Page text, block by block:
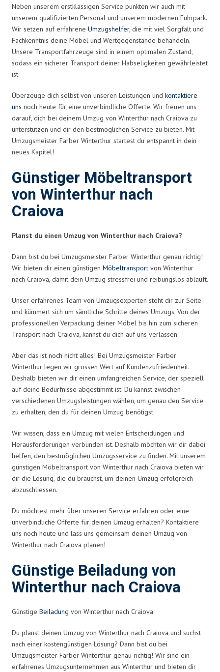
Neben unserem erstklassigen Service punkten wir auch mit
unserem qualifizierten Personal und unserem modernen Fuhrpark.
Wir setzen auf erfahrene Umzugshelfer, die mit viel Sorgfalt und
Fachkenntnis deine Möbel und Wertgegenstände behandeln.
Unsere Transportfahrzeuge sind in einem optimalen Zustand,
sodass ein sicherer Transport deiner Habseligkeiten gewährleistet
ist.
Überzeuge dich selbst von unseren Leistungen und kontaktiere
uns noch heute für eine unverbindliche Offerte. Wir freuen uns
darauf, dich bei deinem Umzug von Winterthur nach Craiova zu
unterstützen und dir den bestmöglichen Service zu bieten. Mit
Umzugsmeister Farber Winterthur startest du entspannt in dein
neues Kapitel!
Günstiger Möbeltransport
von Winterthur nach
Craiova
Planst du einen Umzug von Winterthur nach Craiova?
Dann bist du bei Umzugsmeister Farber Winterthur genau richtig!
Wir bieten dir einen günstigen Möbeltransport von Winterthur
nach Craiova, damit dein Umzug stressfrei und reibungslos abläuft.
Unser erfahrenes Team von Umzugsexperten steht dir zur Seite
und kümmert sich um sämtliche Schritte deines Umzugs. Von der
professionellen Verpackung deiner Möbel bis hin zum sicheren
Transport nach Craiova, kannst du dich auf uns verlassen.
Aber das ist noch nicht alles! Bei Umzugsmeister Farber
Winterthur legen wir grossen Wert auf Kundenzufriedenheit.
Deshalb bieten wir dir einen umfangreichen Service, der speziell
auf deine Bedürfnisse abgestimmt ist. Du kannst zwischen
verschiedenen Umzugsleistungen wählen, um genau den Service
zu erhalten, den du für deinen Umzug benötigst.
Wir wissen, dass ein Umzug mit vielen Entscheidungen und
Herausforderungen verbunden ist. Deshalb möchten wir dir dabei
helfen, den bestmöglichen Umzugsservice zu finden. Mit unserem
günstigen Möbeltransport von Winterthur nach Craiova bieten wir
dir die Lösung, die du brauchst, um deinen Umzug erfolgreich
abzuschliessen.
Du möchtest mehr über unseren Service erfahren oder eine
unverbindliche Offerte für deinen Umzug erhalten? Kontaktiere
uns noch heute und lass uns gemeinsam deinen Umzug von
Winterthur nach Craiova planen!
Günstige Beiladung von
Winterthur nach Craiova
Günstige Beiladung von Winterthur nach Craiova
Du planst deinen Umzug von Winterthur nach Craiova und suchst
nach einer kostengünstigen Lösung? Dann bist du bei
Umzugsmeister Farber Winterthur genau richtig! Wir sind ein
erfahrenes Umzugsunternehmen aus Winterthur und bieten dir